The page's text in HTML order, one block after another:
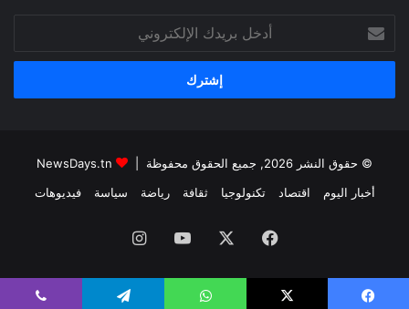
بريدك
الإلكتروني
© حقوق النشر 2026, جميع الحقوق محفوظة |
أخبار اليوم
اقتصاد تكنولوجيا ثقافة رياضة سياسة فيديوهات
فيسبوك ‫YouTubeانستقرام